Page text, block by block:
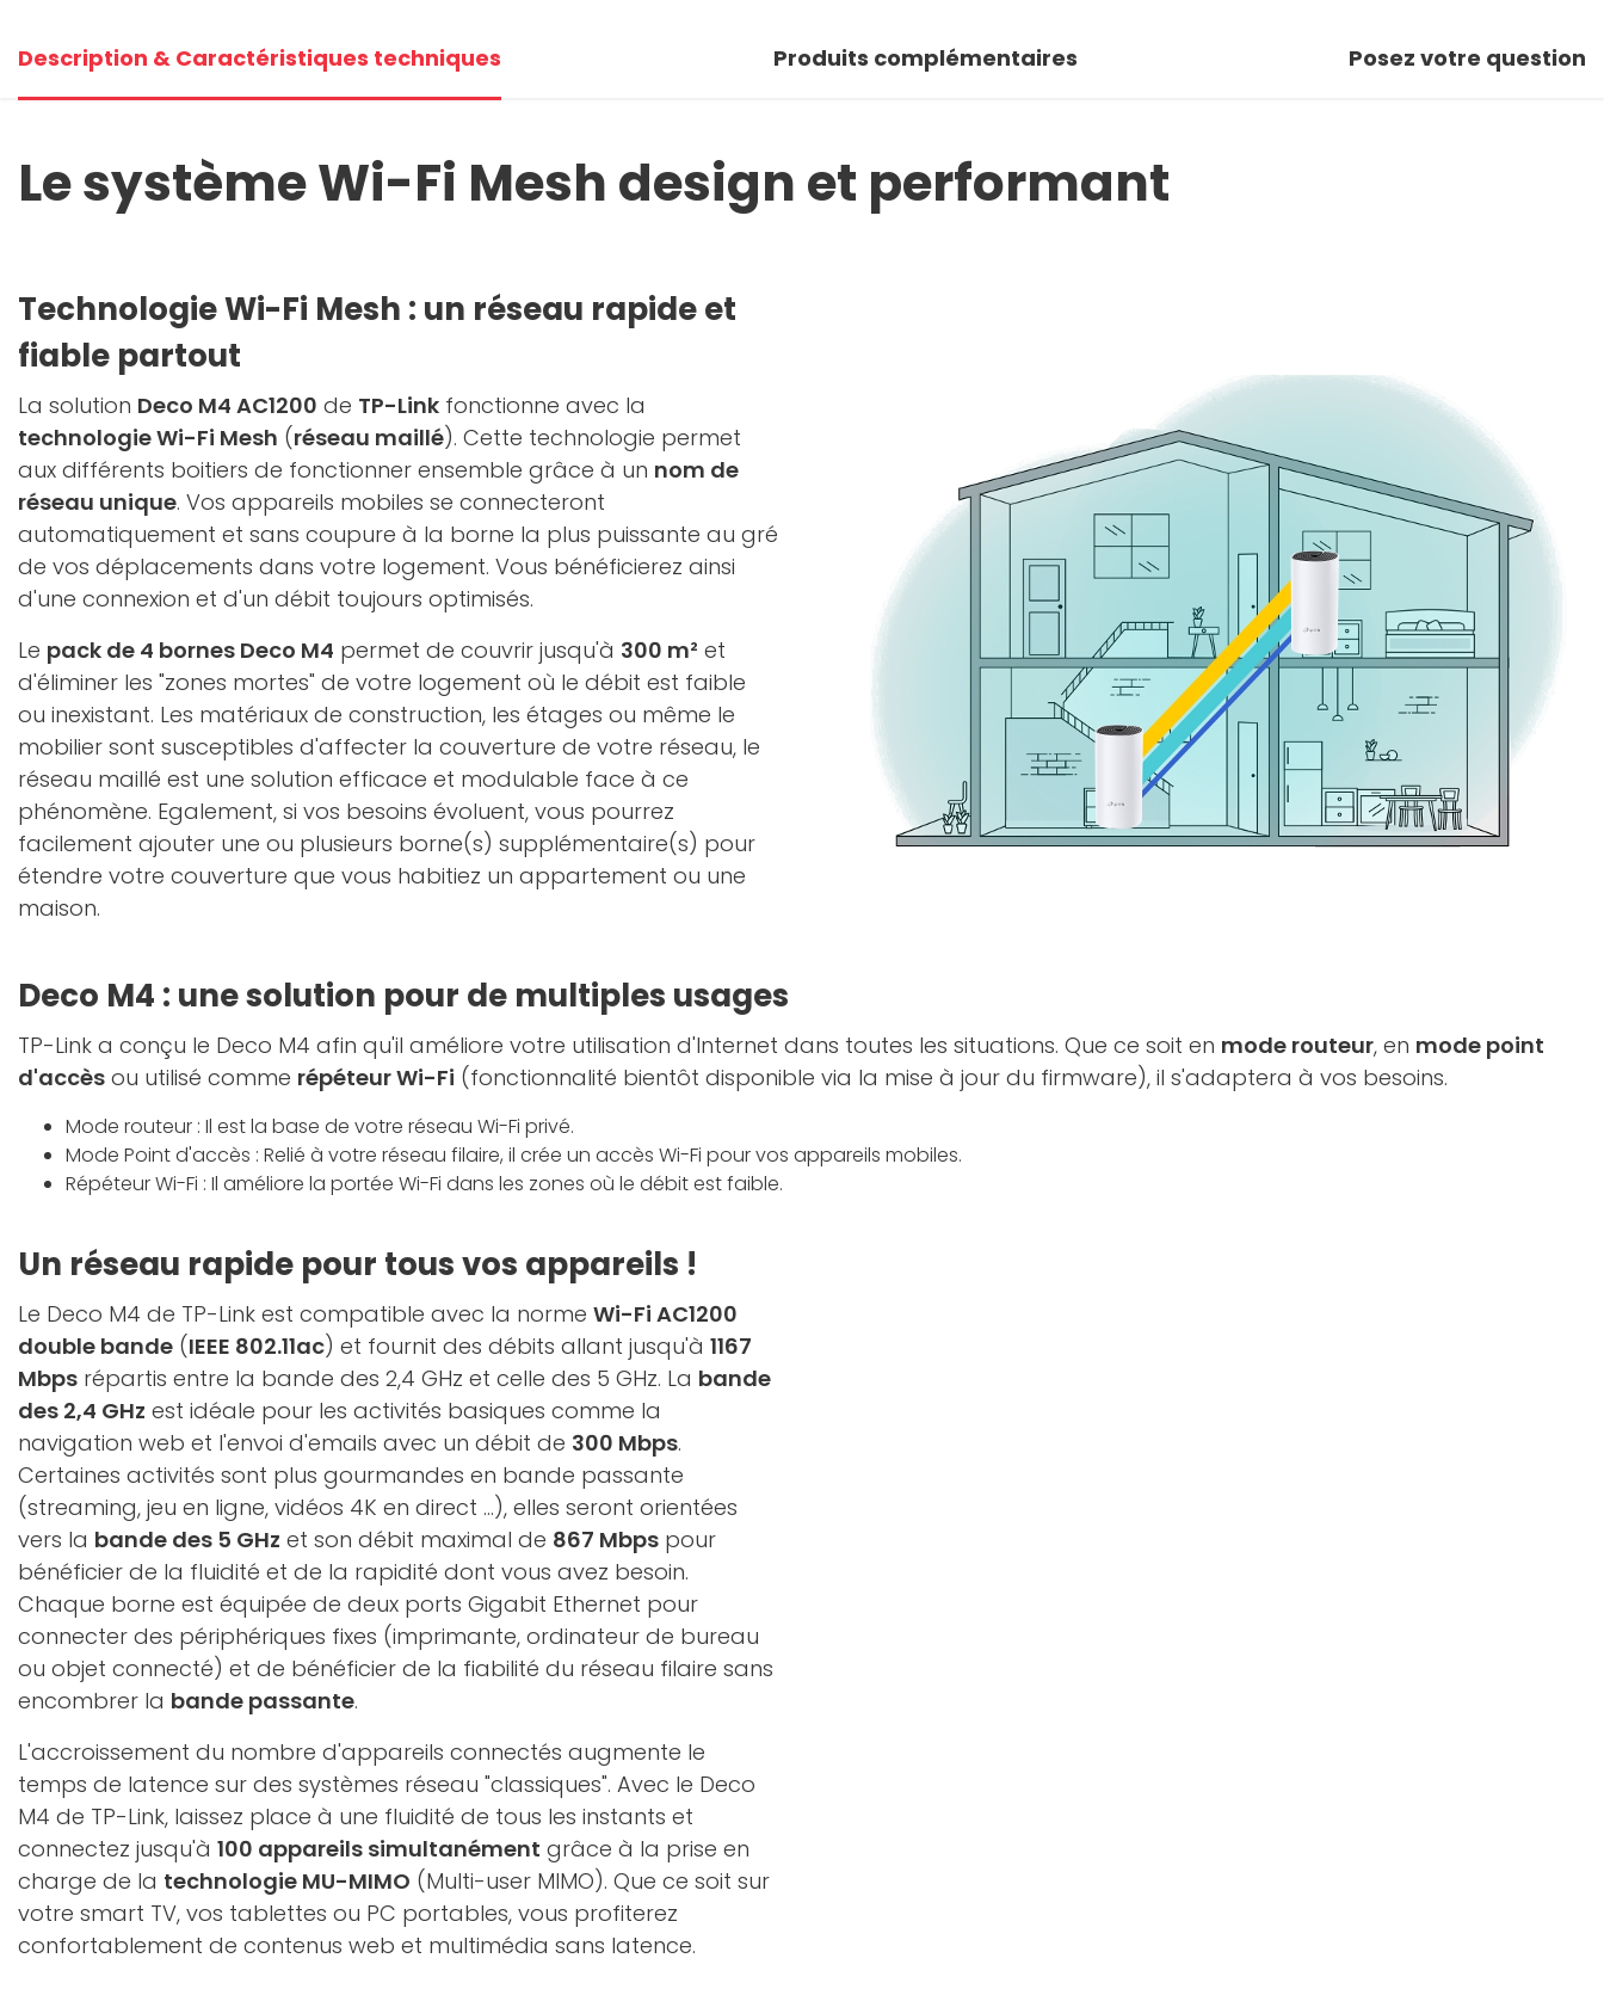
Description & Caractéristiques techniques Produits complémentaires Posez votre question
Le système Wi-Fi Mesh design et performant
Technologie Wi-Fi Mesh : un réseau rapide et
fiable partout
La solution Deco M4 AC1200 de TP-Link fonctionne avec la
technologie Wi-Fi Mesh (réseau maillé). Cette technologie permet
aux différents boitiers de fonctionner ensemble grâce à un nom de
réseau unique. Vos appareils mobiles se connecteront
automatiquement et sans coupure à la borne la plus puissante au gré
de vos déplacements dans votre logement. Vous bénéficierez ainsi
d'une connexion et d'un débit toujours optimisés.
Le pack de 4 bornes Deco M4 permet de couvrir jusqu'à 300 m² et
d'éliminer les "zones mortes" de votre logement où le débit est faible
ou inexistant. Les matériaux de construction, les étages ou même le
mobilier sont susceptibles d'affecter la couverture de votre réseau, le
réseau maillé est une solution efficace et modulable face à ce
phénomène. Egalement, si vos besoins évoluent, vous pourrez
facilement ajouter une ou plusieurs borne(s) supplémentaire(s) pour
étendre votre couverture que vous habitiez un appartement ou une
maison.
Deco M4 : une solution pour de multiples usages
TP-Link a conçu le Deco M4 afin qu'il améliore votre utilisation d'Internet dans toutes les situations. Que ce soit en mode routeur, en mode point
d'accès ou utilisé comme répéteur Wi-Fi (fonctionnalité bientôt disponible via la mise à jour du firmware), il s'adaptera à vos besoins.
Mode routeur : Il est la base de votre réseau Wi-Fi privé.
Mode Point d'accès : Relié à votre réseau filaire, il crée un accès Wi-Fi pour vos appareils mobiles.
Répéteur Wi-Fi : Il améliore la portée Wi-Fi dans les zones où le débit est faible.
Un réseau rapide pour tous vos appareils !
Le Deco M4 de TP-Link est compatible avec la norme Wi-Fi AC1200
double bande (IEEE 802.11ac) et fournit des débits allant jusqu'à 1167
Mbps répartis entre la bande des 2,4 GHz et celle des 5 GHz. La bande
des 2,4 GHz est idéale pour les activités basiques comme la
navigation web et l'envoi d'emails avec un débit de 300 Mbps.
Certaines activités sont plus gourmandes en bande passante
(streaming, jeu en ligne, vidéos 4K en direct ...), elles seront orientées
vers la bande des 5 GHz et son débit maximal de 867 Mbps pour
bénéficier de la fluidité et de la rapidité dont vous avez besoin.
Chaque borne est équipée de deux ports Gigabit Ethernet pour
connecter des périphériques fixes (imprimante, ordinateur de bureau
ou objet connecté) et de bénéficier de la fiabilité du réseau filaire sans
encombrer la bande passante.
L'accroissement du nombre d'appareils connectés augmente le
temps de latence sur des systèmes réseau "classiques". Avec le Deco
M4 de TP-Link, laissez place à une fluidité de tous les instants et
connectez jusqu'à 100 appareils simultanément grâce à la prise en
charge de la technologie MU-MIMO (Multi-user MIMO). Que ce soit sur
votre smart TV, vos tablettes ou PC portables, vous profiterez
confortablement de contenus web et multimédia sans latence.